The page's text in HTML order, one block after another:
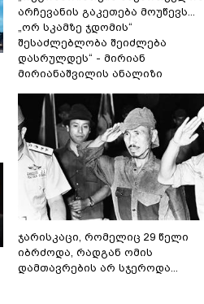
არჩევანის გაკეთება მოუწევს...
„ორ სკამზე ჯდომის“
შესაძლებლობა შეიძლება
დასრულდეს“ - მირიან
მირიანაშვილის ანალიზი
ჯარისკაცი, რომელიც 29 წელი
იბრძოდა, რადგან ომის
დამთავრების არ სჯეროდა...